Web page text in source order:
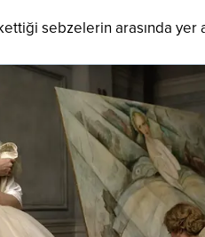
sebzelerin arasında